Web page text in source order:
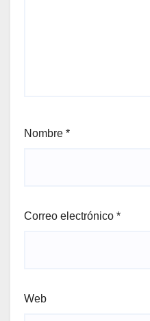
Nombre *
Correo electrónico *
Web